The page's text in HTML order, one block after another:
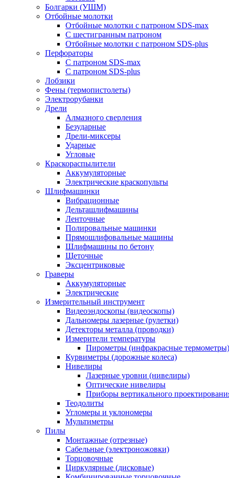
Болгарки (УШМ)
Отбойные молотки
Отбойные молотки с патроном SDS-max
С шестигранным патроном
Отбойные молотки с патроном SDS-plus
Перфораторы
С патроном SDS-max
С патроном SDS-plus
Лобзики
Фены (термопистолеты)
Электрорубанки
Дрели
Алмазного сверления
Безударные
Дрели-миксеры
Ударные
Угловые
Краскораспылители
Аккумуляторные
Электрические краскопульты
Шлифмашинки
Вибрационные
Дельташлифмашины
Ленточные
Полировальные машинки
Прямошлифовальные машины
Шлифмашины по бетону
Щеточные
Эксцентриковые
Граверы
Аккумуляторные
Электрические
Измерительный инструмент
Видеоэндоскопы (видеоскопы)
Дальномеры лазерные (рулетки)
Детекторы металла (проводки)
Измерители температуры
Пирометры (инфракрасные термометры)
Курвиметры (дорожные колеса)
Нивелиры
Лазерные уровни (нивелиры)
Оптические нивелиры
Приборы вертикального
Теодолиты
Угломеры и уклономеры
Мультиметры
Пилы
Монтажные (отрезные)
Сабельные (электроножовки)
Торцовочные
Циркулярные (дисковые)